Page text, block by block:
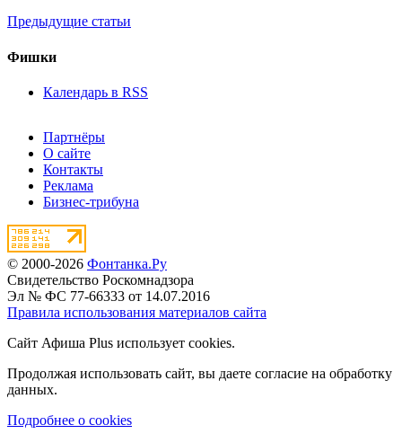
Предыдущие статьи
Фишки
Календарь в RSS
Партнёры
О сайте
Контакты
Реклама
Бизнес-трибуна
© 2000-2026 Фонтанка.Ру
Свидетельство Роскомнадзора
Эл № ФС 77-66333 от 14.07.2016
Правила использования материалов сайта
Сайт Афиша Plus использует cookies.
Продолжая использовать сайт, вы даете согласие на обработку
данных.
Подробнее о cookies